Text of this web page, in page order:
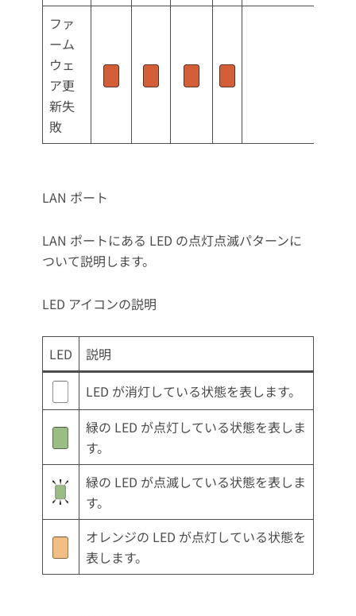
ファ
ーム
ウェ
ア更
新失
敗
LAN ポート
LAN ポートにある LED の点灯点滅パターンに
ついて説明します。
LED アイコンの説明
LED
説明
LED が消灯している状態を表します。
緑の LED が点灯している状態を表しま
す。
緑の LED が点滅している状態を表しま
す。
オレンジの LED が点灯している状態を
表します。